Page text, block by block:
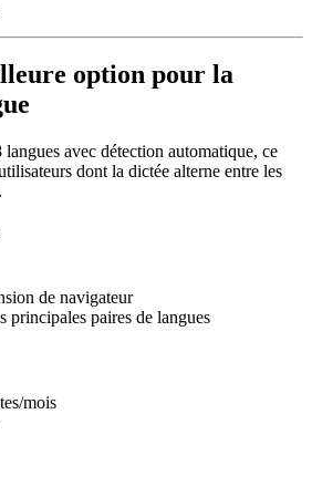
option pour la
avec détection automatique, ce
dont la dictée alterne entre les
de navigateur
principales paires de langues
mois